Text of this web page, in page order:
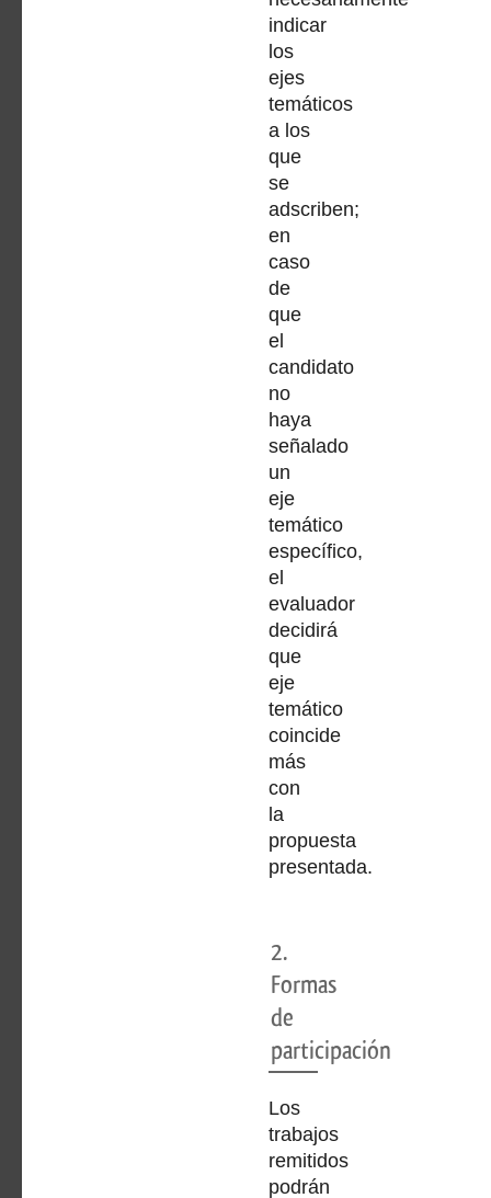
indicar
los
ejes
temáticos
a los
que
se
adscriben;
en
caso
de
que
el
candidato
no
haya
señalado
un
eje
temático
específico,
el
evaluador
decidirá
que
eje
temático
coincide
más
con
la
propuesta
presentada.
2.
Formas
de
participación
Los
trabajos
remitidos
podrán